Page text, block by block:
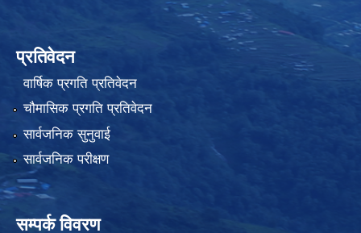
प्रतिवेदन
वार्षिक प्रगति प्रतिवेदन
चौमासिक प्रगति प्रतिवेदन
सार्वजनिक सुनुवाई
सार्वजनिक परीक्षण
सम्पर्क विवरण